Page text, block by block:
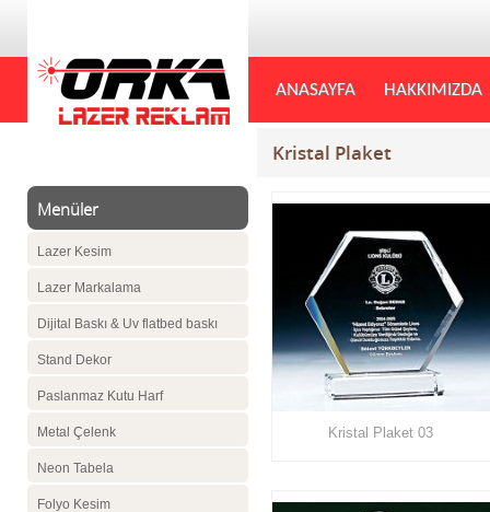
ANASAYFA HAKKIMIZDA
Menüler
Lazer Kesim
Lazer Markalama
Dijital Baskı & Uv flatbed baskı
Stand Dekor
Paslanmaz Kutu Harf
Metal Çelenk
Neon Tabela
Folyo Kesim
Kristal Plaket
Kristal Plaket 03